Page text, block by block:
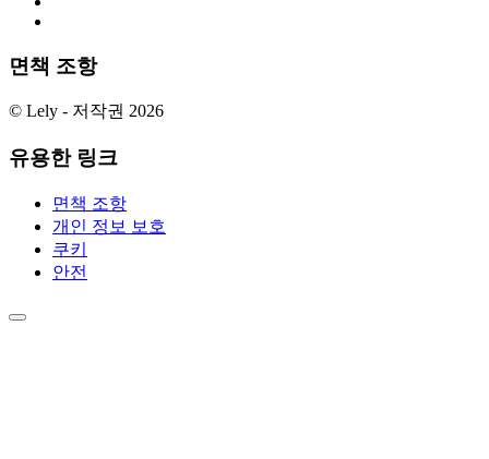
면책 조항
© Lely - 저작권 2026
유용한 링크
면책 조항
개인 정보 보호
쿠키
안전